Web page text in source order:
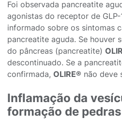
Foi observada pancreatite
agonistas do receptor de GLP-
informado sobre os sintomas
pancreatite aguda. Se houver
do pâncreas (pancreatite)
descontinuado. Se a
confirmada, OLIRE® não deve
Inflamação da
formação de